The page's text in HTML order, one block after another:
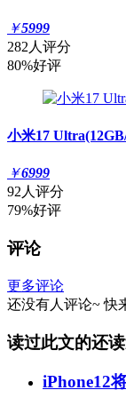
￥5999
282人评分
80%好评
小米17
￥6999
92人评分
79%好评
评论
更多评论
还没有人评论~ 快
读过此文的还
iPhone12